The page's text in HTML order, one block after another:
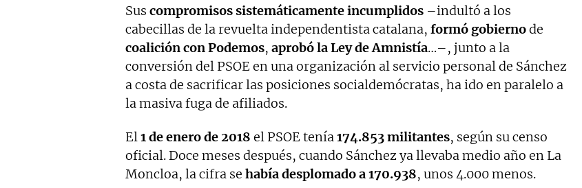
Sus compromisos sistemáticamente incumplidos –indultó a los
cabecillas de la revuelta independentista catalana, formó gobiernode
coalición con Podemos, aprobó la Ley de Amnistía…–, junto a la
conversión del PSOE en una organización al servicio personal de Sánchez
a costa de sacrificar las posiciones socialdemócratas, ha ido en paralelo a
la masiva fuga de afiliados.
El1 de enero de 2018 el PSOE tenía174.853 militantes, según su censo
oficial. Doce meses después, cuando Sánchez ya llevaba medio año en La
Moncloa, la cifra se había desplomado a 170.938, unos 4.000 menos.